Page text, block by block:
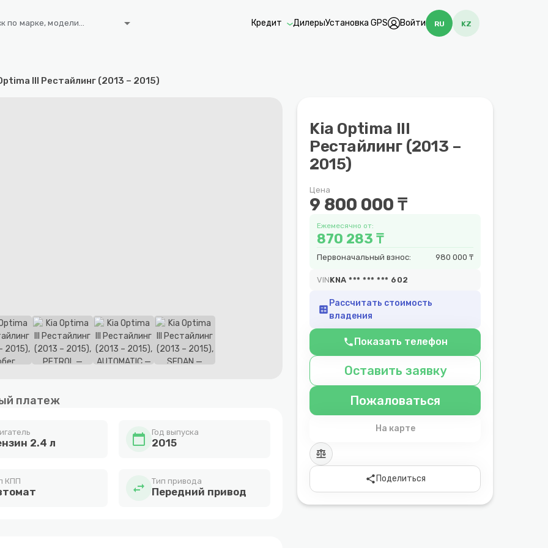
по марке, модели... arrow_drop_down Кредит ДилерыУстановка GPS Войти RU KZ
III Рестайлинг (2013 – 2015)
Kia Optima III
Рестайлинг (2013 –
2015)
Цена
9 800 000 ₸
Ежемесячно от:
870 283 ₸
Первоначальный взнос: 980 000 ₸
VINKNA *** *** *** 602
calculate
Рассчитать стоимость
владения
phone Показать телефон
Оставить заявку
Пожаловаться
На карте
balance
share Поделиться
платеж
2.4 л calendar_today Год выпуска
2015
КПП swap_horiz Тип привода
Передний привод